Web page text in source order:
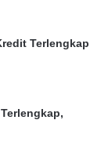
Terlengkap